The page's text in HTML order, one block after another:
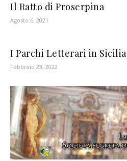
Il Ratto di Proserpina
Agosto 6, 2021
I Parchi Letterari in Sicilia
Febbraio 23, 2022